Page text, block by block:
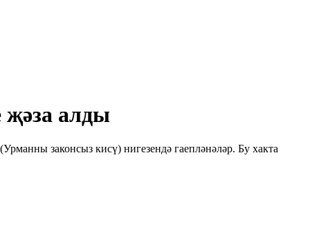
җәза алды
законсыз кисү) нигезендә гаепләнәләр. Бу хакта